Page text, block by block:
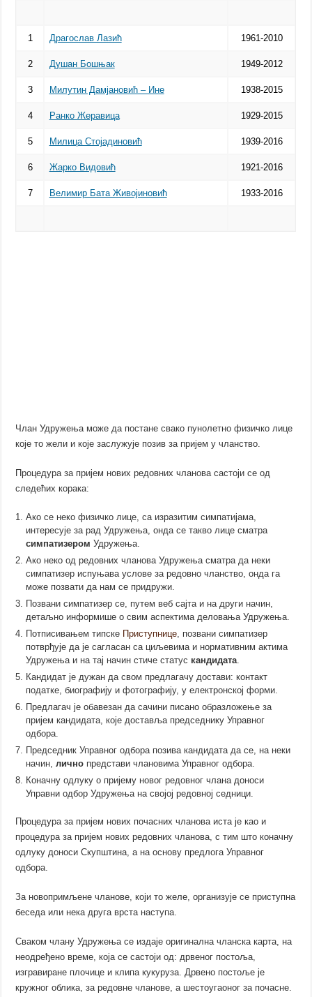
1 Драгослав Лазић 1961-2010
2 Душан Бошњак 1949-2012
3 Милутин Дамјановић – Ине 1938-2015
4 Ранко Жеравица 1929-2015
5 Милица Стојадиновић 1939-2016
6 Жарко Видовић 1921-2016
7 Велимир Бата Живојиновић 1933-2016
Члан Удружења може да постане свако пунолетно физичко лице
које то жели и које заслужује позив за пријем у чланство.
Процедура за пријем нових редовних чланова састоји се од
следећих корака:
Ако се неко физичко лице, са изразитим симпатијама,
интересује за рад Удружења, онда се такво лице сматра
симпатизеромУдружења.
Ако неко од редовних чланова Удружења сматра да неки
симпатизер испуњава услове за редовно чланство, онда га
може позвати да нам се придружи.
Позвани симпатизер се, путем веб сајта и на други начин,
детаљно информише о свим аспектима деловања Удружења.
Потписивањем типске Приступнице, позвани симпатизер
потврђује да је сагласан са циљевима и нормативним актима
Удружења и на тај начин стиче статус кандидата.
Кандидат је дужан да свом предлагачудостави: контакт
податке, биографију и фотографију, у електронској форми.
Предлагач је обавезан да сачини писано образложење за
пријем кандидата, које доставља председнику Управног
одбора.
Председник Управног одбора позива кандидата да се, на неки
начин,лично представи члановима Управног одбора.
Коначну одлуку о пријему новог редовног члана доноси
Управни одбор Удружења на својој редовној седници.
Процедура за пријем нових почасних чланова иста је као и
процедура за пријем нових редовних чланова, с тим што коначну
одлуку доноси Скупштина, а на основу предлога Управног
одбора.
За новопримљене чланове, који то желе, организује сe приступна
беседа или нека друга врста наступа.
Сваком члану Удружења се издаје оригинална чланска карта, на
неодређено време, која се састоји од: дрвеног постоља,
изгравиране плочице и клипа кукуруза. Дрвено постоље је
кружног облика, за редовне чланове, а шестоугаоног за почасне.